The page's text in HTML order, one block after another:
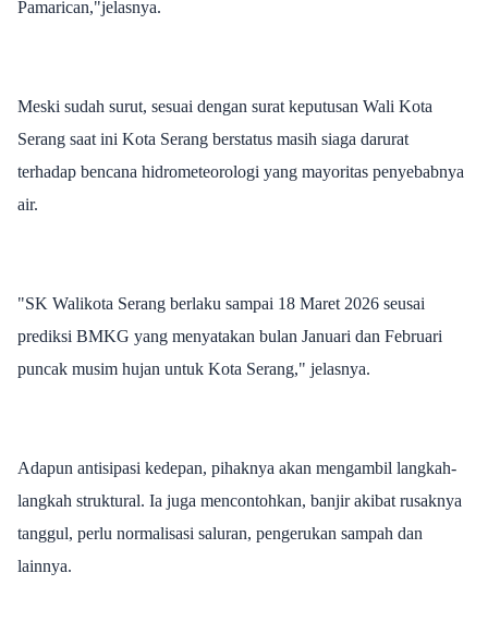
Pamarican,"jelasnya.
Meski sudah surut, sesuai dengan surat keputusan Wali Kota
Serang saat ini Kota Serang berstatus masih siaga darurat
terhadap bencana hidrometeorologi yang mayoritas penyebabnya
air.
"SK Walikota Serang berlaku sampai 18 Maret 2026 seusai
prediksi BMKG yang menyatakan bulan Januari dan Februari
puncak musim hujan untuk Kota Serang," jelasnya.
Adapun antisipasi kedepan, pihaknya akan mengambil langkah-
langkah struktural. Ia juga mencontohkan, banjir akibat rusaknya
tanggul, perlu normalisasi saluran, pengerukan sampah dan
lainnya.